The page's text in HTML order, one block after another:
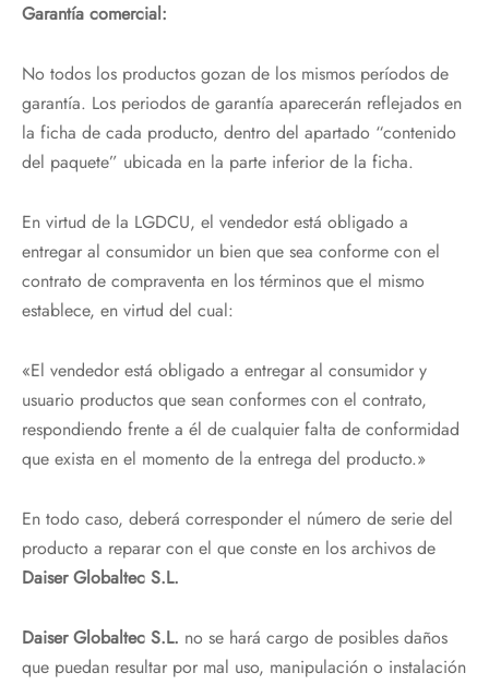
Garantía comercial:
No todos los productos gozan de los mismos períodos de
garantía. Los periodos de garantía aparecerán reflejados en
la ficha de cada producto, dentro del apartado “contenido
del paquete” ubicada en la parte inferior de la ficha.
En virtud de la LGDCU, el vendedor está obligado a
entregar al consumidor un bien que sea conforme con el
contrato de compraventa en los términos que el mismo
establece, en virtud del cual:
«El vendedor está obligado a entregar al consumidor y
usuario productos que sean conformes con el contrato,
respondiendo frente a él de cualquier falta de conformidad
que exista en el momento de la entrega del producto.»
En todo caso, deberá corresponder el número de serie del
producto a reparar con el que conste en los archivos de
Daiser Globaltec S.L.
Daiser Globaltec S.L. no se hará cargo de posibles daños
que puedan resultar por mal uso, manipulación o instalación